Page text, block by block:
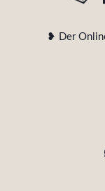
❥ Der